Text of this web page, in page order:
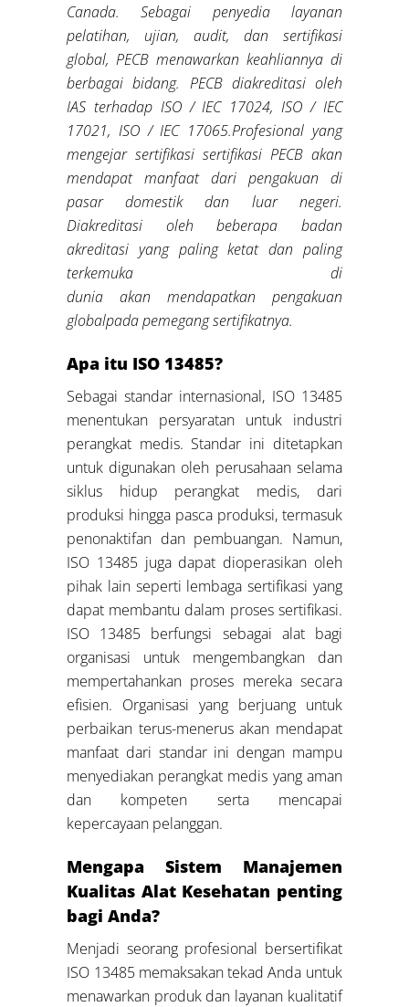
Canada. Sebagai penyedia layanan
pelatihan, ujian, audit, dan sertifikasi
global, PECB menawarkan keahliannya di
berbagai bidang. PECB diakreditasi oleh
IAS terhadap ISO / IEC 17024, ISO / IEC
17021, ISO / IEC 17065.Profesional yang
mengejar sertifikasi sertifikasi PECB akan
mendapat manfaat dari pengakuan di
pasar domestik dan luar negeri.
Diakreditasi oleh beberapa badan
akreditasi yang paling ketat dan paling
terkemuka di
duniaakan mendapatkan pengakuan
globalpada pemegang sertifikatnya.
Apa itu ISO 13485?
Sebagai standar internasional, ISO 13485
menentukan persyaratan untuk industri
perangkat medis. Standar ini ditetapkan
untuk digunakan oleh perusahaan selama
siklus hidup perangkat medis, dari
produksi hingga pasca produksi, termasuk
penonaktifan dan pembuangan. Namun,
ISO 13485 juga dapat dioperasikan oleh
pihak lain seperti lembaga sertifikasi yang
dapat membantu dalam proses sertifikasi.
ISO 13485 berfungsi sebagai alat bagi
organisasi untuk mengembangkan dan
mempertahankan proses mereka secara
efisien. Organisasi yang berjuang untuk
perbaikan terus-menerus akan mendapat
manfaat dari standar ini dengan mampu
menyediakan perangkat medis yang aman
dan kompeten serta mencapai
kepercayaan pelanggan.
Mengapa Sistem Manajemen
Kualitas Alat Kesehatan penting
bagi Anda?
Menjadi seorang profesional bersertifikat
ISO 13485 memaksakan tekad Anda untuk
menawarkan produk dan layanan kualitatif